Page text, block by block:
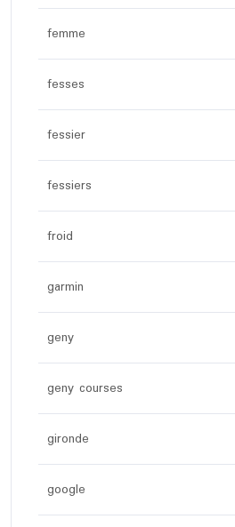
femme
fesses
fessier
fessiers
froid
garmin
geny
geny courses
gironde
google